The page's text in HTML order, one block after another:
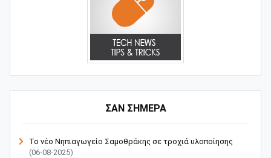
ΣΑΝ ΣΗΜΕΡΑ
Το νέο Νηπιαγωγείο Σαμοθράκης σε τροχιά υλοποίησης
(06-08-2025)